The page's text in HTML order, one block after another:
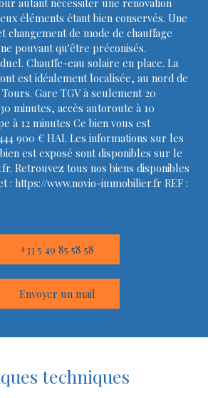
autant nécessiter une rénovation
éléments étant bien conservés. Une
changement de mode de chauffage
pouvant qu'être préconisés.
Chauffe-eau solaire en place. La
est idéalement localisée, au nord de
Gare TGV à seulement 20
minutes, accès autoroute à 10
à 12 minutes Ce bien vous est
900 € HAI. Les informations sur les
est exposé sont disponibles sur le
Retrouvez tous nos biens disponibles
: https://www.novio-immobilier.fr REF :
+33 5 49 85 58 58
Envoyer un mail
techniques